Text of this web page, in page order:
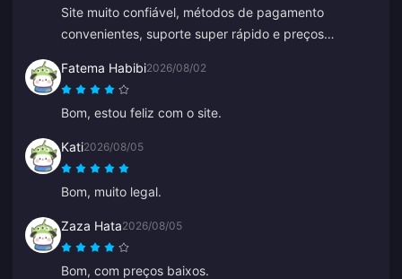
Site muito confiável, métodos de pagamento
convenientes, suporte super rápido e preços
Fatema Habibi2026/08/02
Bom, estou feliz com o site.
Kati2026/08/05
Bom, muito legal.
Zaza Hata2026/08/05
Bom, com preços baixos.